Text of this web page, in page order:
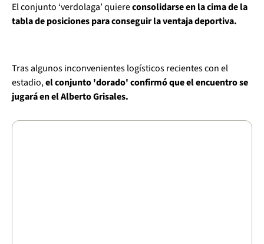
El conjunto ‘verdolaga’ quiereconsolidarse en la cima de la
tabla de posiciones para conseguir la ventaja deportiva.
Tras algunos inconvenientes logísticos recientes con el
estadio,el conjunto 'dorado' confirmó que el encuentro se
jugará en el Alberto Grisales.